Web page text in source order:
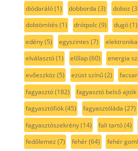
diódaráló(1) dobborda (3) doboz
dobtömítés (1) drótpolc(9) dugó(1)
edény(5) egyszintes (7) elektronika
elválasztó(1) előlap(60) energia
evőeszköz (5) ezüst színű(2)
fagyasztó(182) fagyasztó belső ajtók
fagyasztófiók(45) fagyasztóláda (27)
fagyasztószekrény(14) fali tartó(4)
fedőlemez (7) fehér(64) fehér